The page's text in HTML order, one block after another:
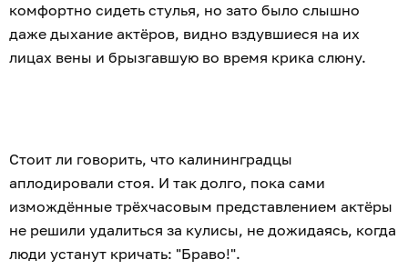
комфортно сидеть стулья, но зато было слышно
даже дыхание актёров, видно вздувшиеся на их
лицах вены и брызгавшую во время крика слюну.
Стоит ли говорить, что калининградцы
аплодировали стоя. И так долго, пока сами
измождённые трёхчасовым представлением актёры
не решили удалиться за кулисы, не дожидаясь, когда
люди устанут кричать: "Браво!".